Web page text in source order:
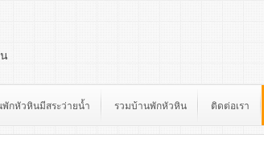
กหัวหินมีสระว่ายน้ำ รวมบ้านพักหัวหิน ติดต่อเรา